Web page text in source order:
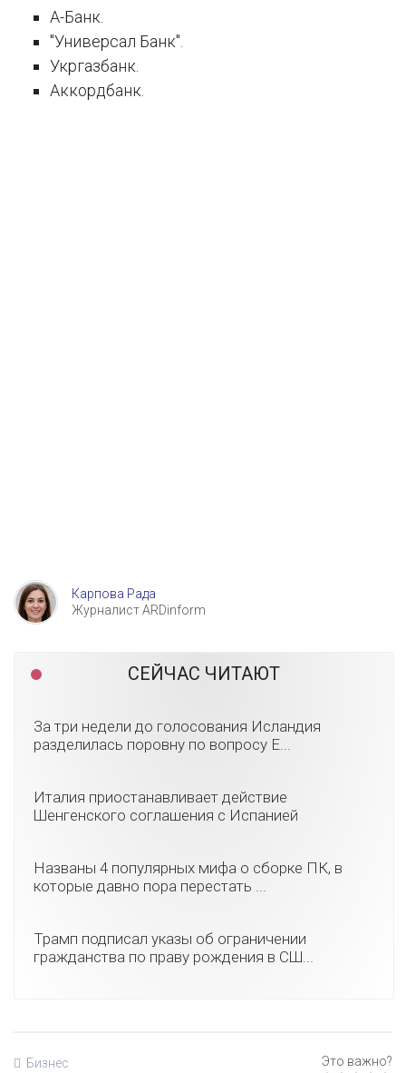
А-Банк.
"Универсал Банк".
Укргазбанк.
Аккордбанк.
Карпова Рада
Журналист ARDinform
СЕЙЧАС ЧИТАЮТ
За три недели до голосования Исландия
разделилась поровну по вопросу Е...
Италия приостанавливает действие
Шенгенского соглашения с Испанией
Названы 4 популярных мифа о сборке ПК, в
которые давно пора перестать ...
Трамп подписал указы об ограничении
гражданства по праву рождения в СШ...
Бизнес